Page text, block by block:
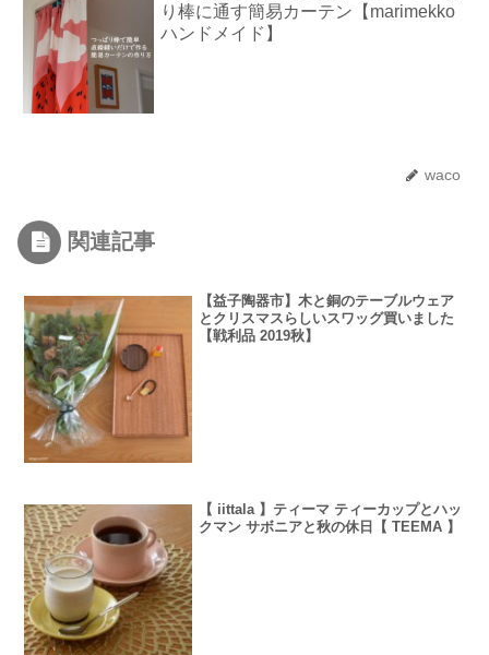
り棒に通す簡易カーテン【marimekko
ハンドメイド】
waco
関連記事
【益子陶器市】木と銅のテーブルウェア
とクリスマスらしいスワッグ買いました
【戦利品 2019秋】
【 iittala 】ティーマ ティーカップとハッ
クマン サボニアと秋の休日【 TEEMA 】